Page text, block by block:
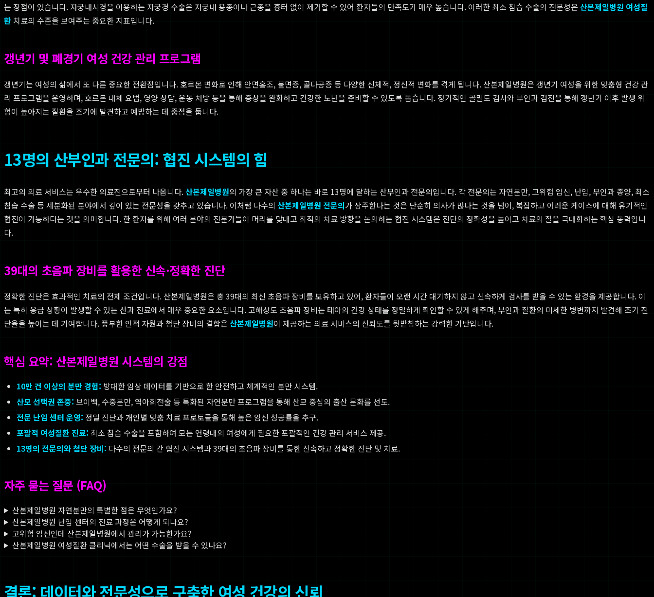
는 장점이 있습니다. 자궁내시경을 이용하는 자궁경 수술은 자궁내 용종이나 근종을 흉터 없이 제거할 수 있어 환자들의 만족도가 매우 높습니다. 이러한 최소 침습 수술의 전문성은 산본제일병원 여성질
환 치료의 수준을 보여주는 중요한 지표입니다.
갱년기 및 폐경기 여성 건강 관리 프로그램
갱년기는 여성의 삶에서 또 다른 중요한 전환점입니다. 호르몬 변화로 인해 안면홍조, 불면증, 골다공증 등 다양한 신체적, 정신적 변화를 겪게 됩니다. 산본제일병원은 갱년기 여성을 위한 맞춤형 건강 관
리 프로그램을 운영하며, 호르몬 대체 요법, 영양 상담, 운동 처방 등을 통해 증상을 완화하고 건강한 노년을 준비할 수 있도록 돕습니다. 정기적인 골밀도 검사와 부인과 검진을 통해 갱년기 이후 발생 위
험이 높아지는 질환을 조기에 발견하고 예방하는 데 중점을 둡니다.
13명의 산부인과 전문의: 협진 시스템의 힘
최고의 의료 서비스는 우수한 의료진으로부터 나옵니다.산본제일병원의 가장 큰 자산 중 하나는 바로 13명에 달하는 산부인과 전문의입니다. 각 전문의는 자연분만, 고위험 임신, 난임, 부인과 종양, 최소
침습 수술 등 세분화된 분야에서 깊이 있는 전문성을 갖추고 있습니다. 이처럼 다수의 산본제일병원 전문의가 상주한다는 것은 단순히 의사가 많다는 것을 넘어, 복잡하고 어려운 케이스에 대해 유기적인
협진이 가능하다는 것을 의미합니다. 한 환자를 위해 여러 분야의 전문가들이 머리를 맞대고 최적의 치료 방향을 논의하는 협진 시스템은 진단의 정확성을 높이고 치료의 질을 극대화하는 핵심 동력입니
다.
39대의 초음파 장비를 활용한 신속·정확한 진단
정확한 진단은 효과적인 치료의 전제 조건입니다. 산본제일병원은 총 39대의 최신 초음파 장비를 보유하고 있어, 환자들이 오랜 시간 대기하지 않고 신속하게 검사를 받을 수 있는 환경을 제공합니다. 이
는 특히 응급 상황이 발생할 수 있는 산과 진료에서 매우 중요한 요소입니다. 고해상도 초음파 장비는 태아의 건강 상태를 정밀하게 확인할 수 있게 해주며, 부인과 질환의 미세한 병변까지 발견해 조기 진
단율을 높이는 데 기여합니다. 풍부한 인적 자원과 첨단 장비의 결합은 산본제일병원이 제공하는 의료 서비스의 신뢰도를 뒷받침하는 강력한 기반입니다.
핵심 요약: 산본제일병원 시스템의 강점
10만 건 이상의 분만 경험: 방대한 임상 데이터를 기반으로 한 안전하고 체계적인 분만 시스템.
산모 선택권 존중: 브이백, 수중분만, 역아회전술 등 특화된 자연분만 프로그램을 통해 산모 중심의 출산 문화를 선도.
전문 난임 센터 운영: 정밀 진단과 개인별 맞춤 치료 프로토콜을 통해 높은 임신 성공률을 추구.
포괄적 여성질환 진료: 최소 침습 수술을 포함하여 모든 연령대의 여성에게 필요한 포괄적인 건강 관리 서비스 제공.
13명의 전문의와 첨단 장비: 다수의 전문의 간 협진 시스템과 39대의 초음파 장비를 통한 신속하고 정확한 진단 및 치료.
자주 묻는 질문 (FAQ)
산본제일병원 자연분만의 특별한 점은 무엇인가요?
산본제일병원 난임 센터의 진료 과정은 어떻게 되나요?
고위험 임신인데 산본제일병원에서 관리가 가능한가요?
산본제일병원 여성질환 클리닉에서는 어떤 수술을 받을 수 있나요?
결론: 데이터와 전문성으로 구축한 여성 건강의 신뢰